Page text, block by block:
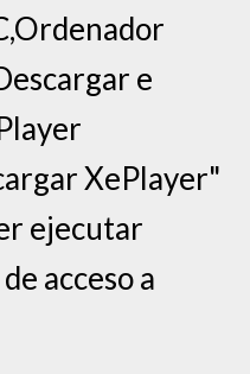
e
XePlayer"
ejecutar
acceso a